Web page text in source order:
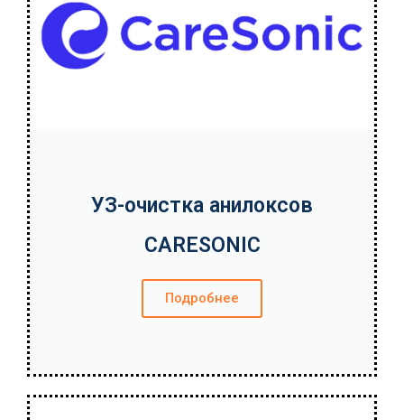
УЗ-очистка анилоксов
CARESONIC
Подробнее